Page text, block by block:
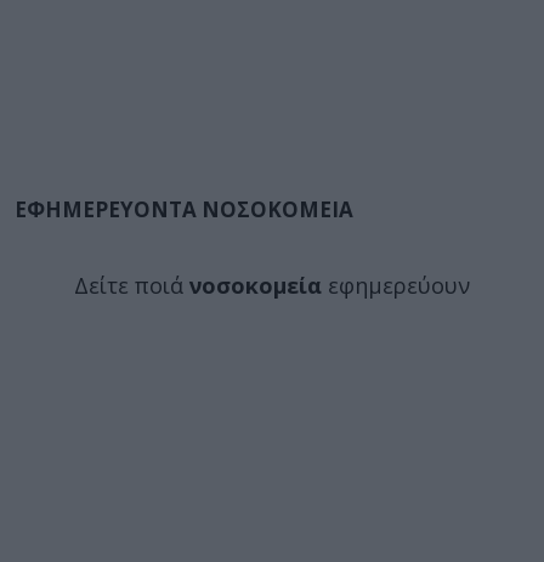
ΕΦΗΜΕΡΕΥΟΝΤΑ ΝΟΣΟΚΟΜΕΙΑ
Δείτε ποιά νοσοκομεία εφημερεύουν